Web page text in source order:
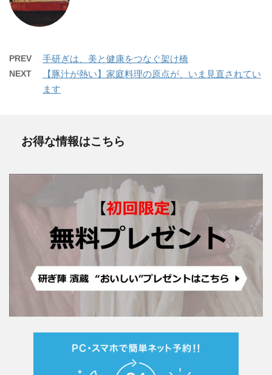
PREV 手研ぎは、美と健康をつなぐ架け橋
NEXT
【豚汁が熱い】家庭料理の原点が、いま見直されてい
ます
お得な情報はこちら